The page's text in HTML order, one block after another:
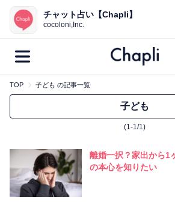
鑑定記事・占い師検索
最新記事一覧
カテゴリー別
鑑定
チャット占い【Chapli】
cocoloni,Inc.
TOP 子ども の記事一覧
子ども
(1-1/1)
離婚一択？家出から
の本心を知りたい